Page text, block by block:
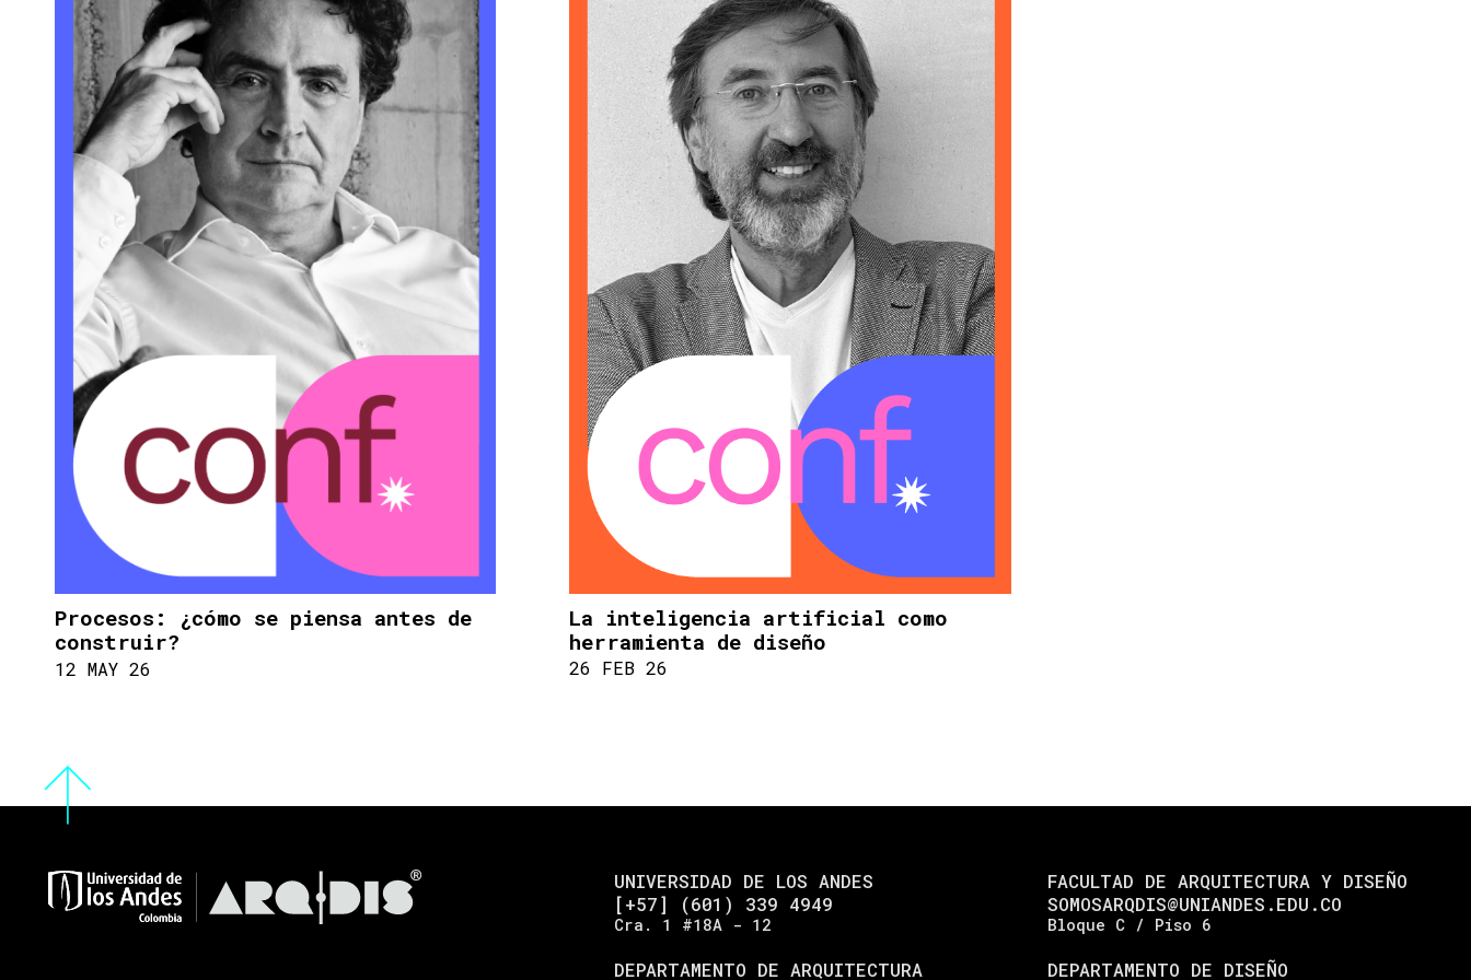
Procesos: ¿cómo se piensa antes de
construir?
12 MAY 26
La inteligencia artificial como
herramienta de diseño
26 FEB 26
UNIVERSIDAD DE LOS ANDES
[+57] (601) 339 4949
Cra. 1 #18A - 12
FACULTAD DE ARQUITECTURA Y DISEÑO
SOMOSARQDIS@UNIANDES.EDU.CO
Bloque C / Piso 6
DEPARTAMENTO DE ARQUITECTURA DEPARTAMENTO DE DISEÑO